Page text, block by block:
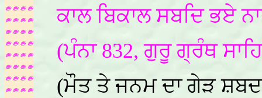
ਕਾਲ ਬਿਕਾਲ ਸਬਦਿ ਭਏ
(ਪੰਨਾ 832, ਗੁਰੂ ਗ੍ਰੰਥ
(ਮੌਤ ਤੇ ਜਨਮ ਦਾ ਗੇੜ ਸ਼ਬਦ